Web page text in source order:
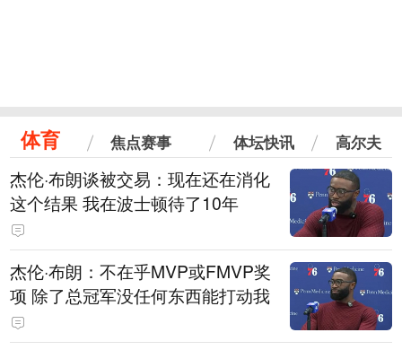
体育 焦点赛事 体坛快讯 高尔夫
杰伦·布朗谈被交易：现在还在消化
这个结果 我在波士顿待了10年
杰伦·布朗：不在乎MVP或FMVP奖
项 除了总冠军没任何东西能打动我